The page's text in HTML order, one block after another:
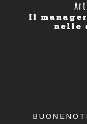
Il
nelle